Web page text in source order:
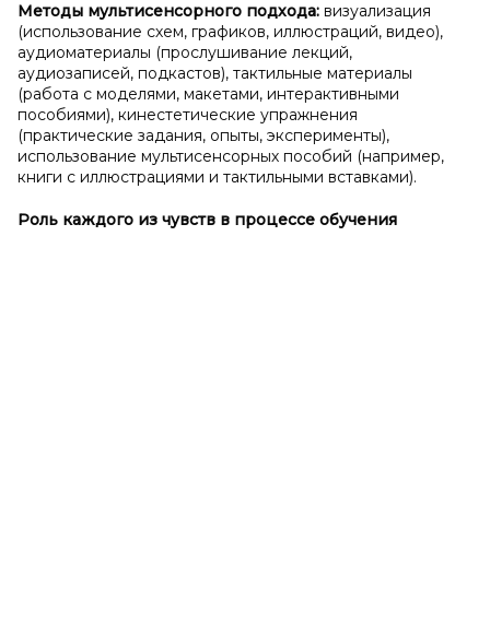
Методы мультисенсорного подхода: визуализация
(использование схем, графиков, иллюстраций, видео),
аудиоматериалы (прослушивание лекций,
аудиозаписей, подкастов), тактильные материалы
(работа с моделями, макетами, интерактивными
пособиями), кинестетические упражнения
(практические задания, опыты, эксперименты),
использование мультисенсорных пособий (например,
книги с иллюстрациями и тактильными вставками).
Роль каждого из чувств в процессе обучения